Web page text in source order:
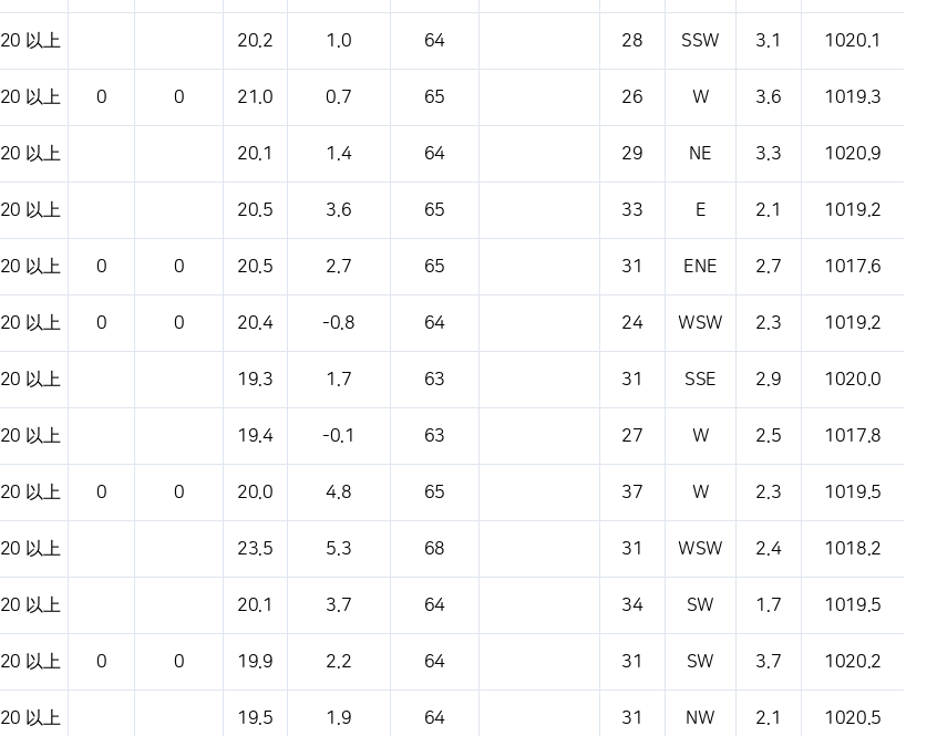
20 以上 20.2 1.0 64 28 SSW 3.1 1020.1
20 以上 0 0 21.0 0.7 65 26 W 3.6 1019.3
20 以上 20.1 1.4 64 29 NE 3.3 1020.9
20 以上 20.5 3.6 65 33 E 2.1 1019.2
20 以上 0 0 20.5 2.7 65 31 ENE 2.7 1017.6
20 以上 0 0 20.4 -0.8 64 24 WSW 2.3 1019.2
20 以上 19.3 1.7 63 31 SSE 2.9 1020.0
20 以上 19.4 -0.1 63 27 W 2.5 1017.8
20 以上 0 0 20.0 4.8 65 37 W 2.3 1019.5
20 以上 23.5 5.3 68 31 WSW 2.4 1018.2
20 以上 20.1 3.7 64 34 SW 1.7 1019.5
20 以上 0 0 19.9 2.2 64 31 SW 3.7 1020.2
20 以上 19.5 1.9 64 31 NW 2.1 1020.5